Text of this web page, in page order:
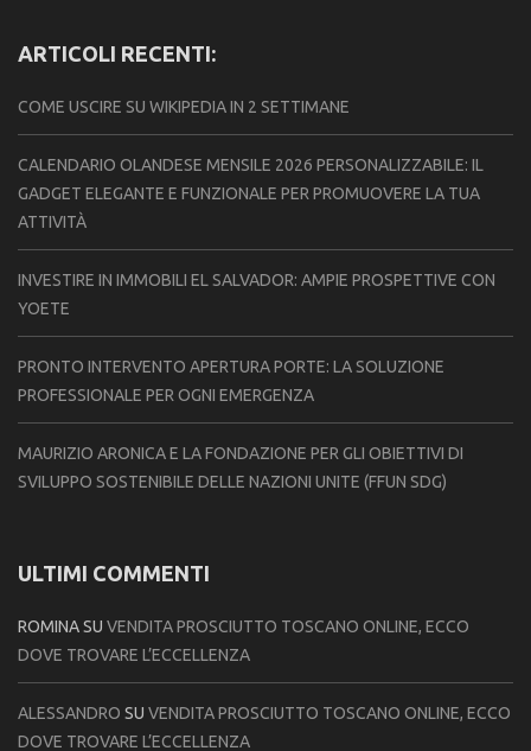
ARTICOLI RECENTI:
COME USCIRE SU WIKIPEDIA IN 2 SETTIMANE
CALENDARIO OLANDESE MENSILE 2026 PERSONALIZZABILE: IL
GADGET ELEGANTE E FUNZIONALE PER PROMUOVERE LA TUA
ATTIVITÀ
INVESTIRE IN IMMOBILI EL SALVADOR: AMPIE PROSPETTIVE CON
YOETE
PRONTO INTERVENTO APERTURA PORTE: LA SOLUZIONE
PROFESSIONALE PER OGNI EMERGENZA
MAURIZIO ARONICA E LA FONDAZIONE PER GLI OBIETTIVI DI
SVILUPPO SOSTENIBILE DELLE NAZIONI UNITE (FFUN SDG)
ULTIMI COMMENTI
ROMINASU VENDITA PROSCIUTTO TOSCANO ONLINE, ECCO
DOVE TROVARE L’ECCELLENZA
ALESSANDRO SU VENDITA PROSCIUTTO TOSCANO ONLINE, ECCO
DOVE TROVARE L’ECCELLENZA